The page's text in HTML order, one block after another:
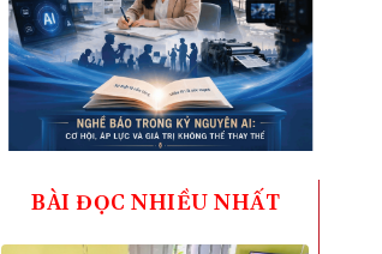
BÀI ĐỌC NHIỀU NHẤT